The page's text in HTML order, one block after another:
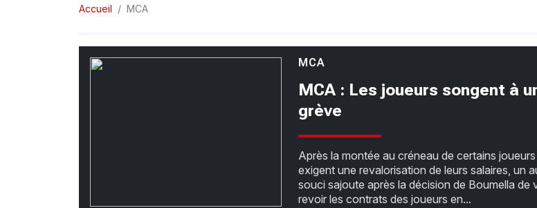
Accueil MCA
MCA
MCA : Les joueurs songent à
grève
Après la montée au créneau de certains joueurs
exigent une revalorisation de leurs salaires, un
souci sajoute après la décision de Boumella de
revoir les contrats des joueurs en...